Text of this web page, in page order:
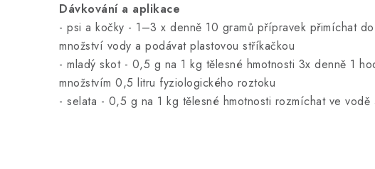
Dávkování a aplikace
- psi a kočky - 1–3 x denně 10 gramů přípravek přimíchat
množství vody a podávat plastovou stříkačkou
- mladý skot - 0,5 g na 1 kg tělesné hmotnosti 3x denně 1
množstvím 0,5 litru fyziologického roztoku
- selata - 0,5 g na 1 kg tělesné hmotnosti rozmíchat ve